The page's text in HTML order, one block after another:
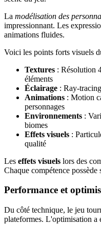
La modélisation des
impressionnant. Les
animations fluides.
Voici les points forts visuels
Textures : Résolution
éléments
Éclairage : Ray-
Animations : Motion
personnages
Environnements :
biomes
Effets visuels :
qualité
Les effets visuels lors des
Chaque compétence
Performance et
Du côté technique, le jeu
plateformes. L'optimisation a